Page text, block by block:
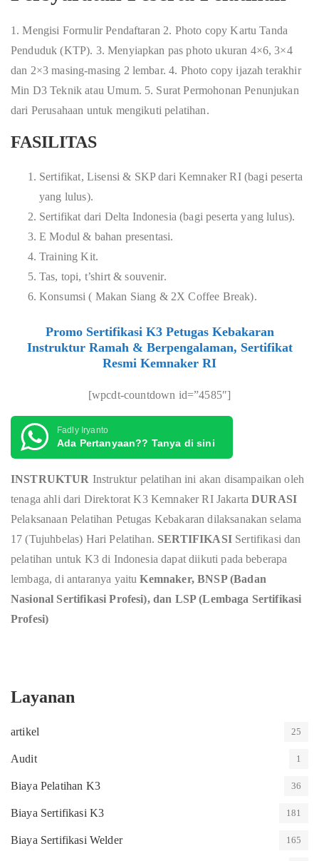
1. Mengisi Formulir Pendaftaran 2. Photo copy Kartu Tanda
Penduduk (KTP). 3. Menyiapkan pas photo ukuran 4×6, 3×4
dan 2×3 masing-masing 2 lembar. 4. Photo copy ijazah terakhir
Min D3 Teknik atau Umum. 5. Surat Permohonan Penunjukan
dari Perusahaan untuk mengikuti pelatihan.
FASILITAS
Sertifikat, Lisensi & SKP dari Kemnaker RI (bagi peserta
yang lulus).
Sertifikat dari Delta Indonesia (bagi peserta yang lulus).
E Modul & bahan presentasi.
Training Kit.
Tas, topi, t’shirt & souvenir.
Konsumsi ( Makan Siang & 2X Coffee Break).
Promo Sertifikasi K3 Petugas Kebakaran
Instruktur Ramah & Berpengalaman, Sertifikat
Resmi Kemnaker RI
[wpcdt-countdown id=”4585″]
Fadly Iryanto
Ada Pertanyaan?? Tanya di sini
INSTRUKTUR Instruktur pelatihan ini akan disampaikan oleh
tenaga ahli dari Direktorat K3 Kemnaker RI JakartaDURASI
Pelaksanaan Pelatihan Petugas Kebakaran dilaksanakan selama
17 (Tujuhbelas) Hari Pelatihan. SERTIFIKASI Sertifikasi dan
pelatihan untuk K3 di Indonesia dapat diikuti pada beberapa
lembaga, di antaranya yaituKemnaker, BNSP (Badan
Nasional Sertifikasi Profesi), dan LSP (Lembaga Sertifikasi
Profesi)
Layanan
artikel 25
Audit 1
Biaya Pelatihan K3 36
Biaya Sertifikasi K3 181
Biaya Sertifikasi Welder 165